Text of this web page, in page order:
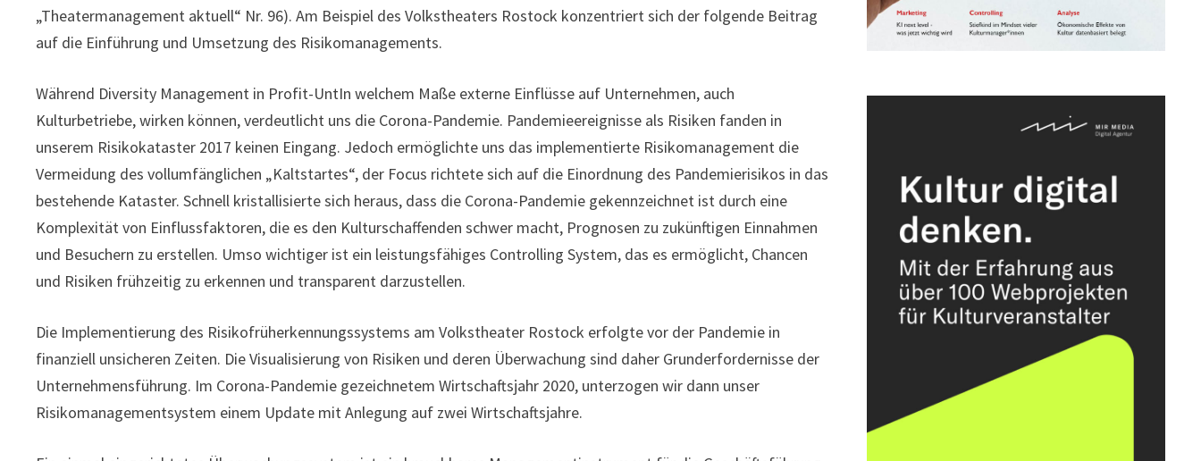
„Theatermanagement aktuell“ Nr. 96). Am Beispiel des Volkstheaters Rostock konzentriert sich der folgende Beitrag
auf die Einführung und Umsetzung des Risikomanagements.
Während Diversity Management in Profit-UntIn welchem Maße externe Einflüsse auf Unternehmen, auch
Kulturbetriebe, wirken können, verdeutlicht uns die Corona-Pandemie. Pandemieereignisse als Risiken fanden in
unserem Risikokataster 2017 keinen Eingang. Jedoch ermöglichte uns das implementierte Risikomanagement die
Vermeidung des vollumfänglichen „Kaltstartes“, der Focus richtete sich auf die Einordnung des Pandemierisikos in das
bestehende Kataster. Schnell kristallisierte sich heraus, dass die Corona-Pandemie gekennzeichnet ist durch eine
Komplexität von Einflussfaktoren, die es den Kulturschaffenden schwer macht, Prognosen zu zukünftigen Einnahmen
und Besuchern zu erstellen. Umso wichtiger ist ein leistungsfähiges Controlling System, das es ermöglicht, Chancen
und Risiken frühzeitig zu erkennen und transparent darzustellen.
Die Implementierung des Risikofrüherkennungssystems am Volkstheater Rostock erfolgte vor der Pandemie in
finanziell unsicheren Zeiten. Die Visualisierung von Risiken und deren Überwachung sind daher Grunderfordernisse der
Unternehmensführung. Im Corona-Pandemie gezeichnetem Wirtschaftsjahr 2020, unterzogen wir dann unser
Risikomanagementsystem einem Update mit Anlegung auf zwei Wirtschaftsjahre.